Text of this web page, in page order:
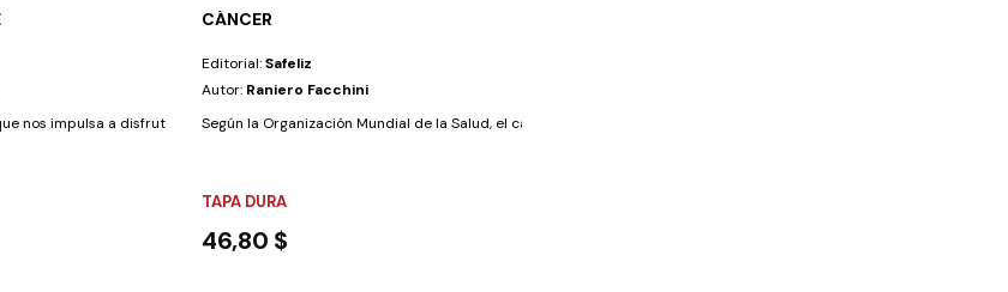
las...
nos impulsa a disfrutar de una vida plena y feliz. Al...
CÁNCER
Editorial:Safeliz
Autor: Raniero Facchini
Según la Organización Mundial de la Salud, el cáncer es una de las primeras causas...
TAPA DURA
46,80 $